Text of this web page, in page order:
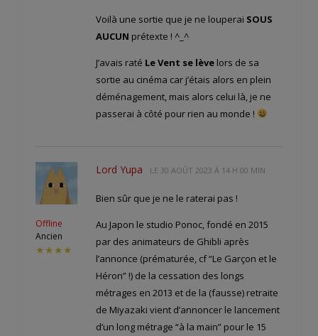
Voilà une sortie que je ne louperai SOUS
AUCUN prétexte ! ^_^
J’avais raté Le Vent se lève lors de sa
sortie au cinéma car j’étais alors en plein
déménagement, mais alors celui là, je ne
passerai à côté pour rien au monde !
Offline
Ancien
★★★★
Lord Yupa LE 30 AOÛT 2023 À 14 H 00 MIN
Bien sûr que je ne le raterai pas !
Au Japon le studio Ponoc, fondé en 2015
par des animateurs de Ghibli après
l’annonce (prématurée, cf “Le Garçon et le
Héron” !) de la cessation des longs
métrages en 2013 et de la (fausse) retraite
de Miyazaki vient d’annoncer le lancement
d’un long métrage “à la main” pour le 15